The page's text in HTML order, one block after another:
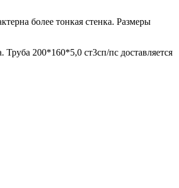
более тонкая стенка. Размеры
200*160*5,0 ст3сп/пс доставляется